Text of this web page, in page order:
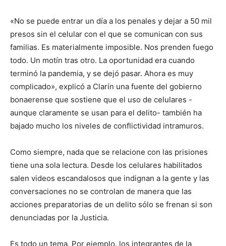
«No se puede entrar un día a los penales y dejar a 50 mil
presos sin el celular con el que se comunican con sus
familias. Es materialmente imposible. Nos prenden fuego
todo. Un motín tras otro. La oportunidad era cuando
terminó la pandemia, y se dejó pasar. Ahora es muy
complicado», explicó a Clarín una fuente del gobierno
bonaerense que sostiene que el uso de celulares -
aunque claramente se usan para el delito- también ha
bajado mucho los niveles de conflictividad intramuros.
Como siempre, nada que se relacione con las prisiones
tiene una sola lectura. Desde los celulares habilitados
salen videos escandalosos que indignan a la gente y las
conversaciones no se controlan de manera que las
acciones preparatorias de un delito sólo se frenan si son
denunciadas por la Justicia.
Es todo un tema. Por ejemplo, los integrantes de la